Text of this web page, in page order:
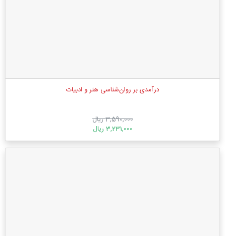
درآمدی بر روان‌شناسی هنر و ادبیات
3,590,000 ریال
3,231,000 ریال